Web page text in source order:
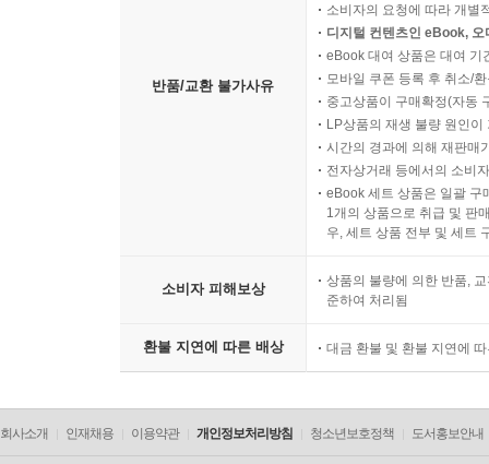
반품/교환 불가사유
소비자의 요청에 따라 개별
디지털 컨텐츠인 eBook,
eBook 대여 상품은 대여 기
모바일 쿠폰 등록 후 취소/
중고상품이 구매확정(자동
LP상품의 재생 불량 원인
시간의 경과에 의해 재판매
전자상거래 등에서의 소비
eBook 세트 상품은 일괄 구
1개의 상품으로 취급 및 판
우, 세트 상품 전부 및 세트
소비자 피해보상
상품의 불량에 의한 반품,
준하여 처리됨
환불 지연에 따른 배상 대금 환불 및 환불 지연에
회사소개 인재채용 이용약관 개인정보처리방침 청소년보호정책 도서홍보안내